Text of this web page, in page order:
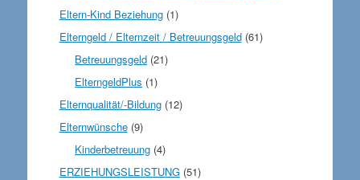
Eltern-Kind Beziehung(1)
Elterngeld / Elternzeit / Betreuungsgeld(61)
Betreuungsgeld (21)
ElterngeldPlus (1)
Elternqualität/-Bildung(12)
Elternwünsche(9)
Kinderbetreuung (4)
ERZIEHUNGSLEISTUNG(51)